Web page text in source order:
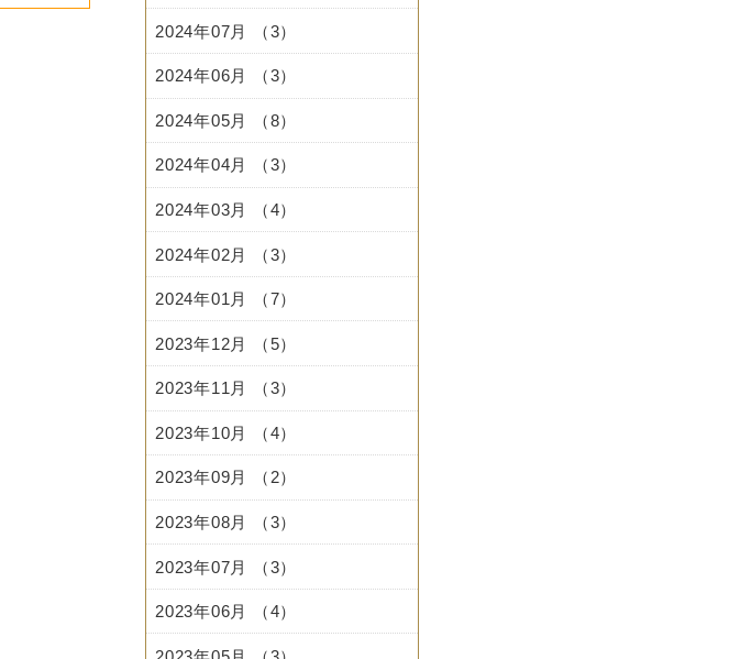
2024年07月 （3）
2024年06月 （3）
2024年05月 （8）
2024年04月 （3）
2024年03月 （4）
2024年02月 （3）
2024年01月 （7）
2023年12月 （5）
2023年11月 （3）
2023年10月 （4）
2023年09月 （2）
2023年08月 （3）
2023年07月 （3）
2023年06月 （4）